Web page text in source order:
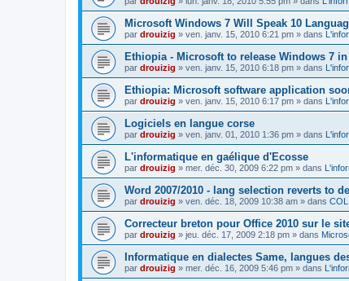
Microsoft Windows 7 Will Speak 10
par drouizig » ven. janv. 15, 2010 6:21 pm » dans
Ethiopia - Microsoft to release Windows 7
par drouizig » ven. janv. 15, 2010 6:18 pm » dans
Ethiopia: Microsoft software application
par drouizig » ven. janv. 15, 2010 6:17 pm » dans
Logiciels en langue corse
par drouizig » ven. janv. 01, 2010 1:36 pm » dans
L'informatique en gaélique d'Ecosse
par drouizig » mer. déc. 30, 2009 6:22 pm » dans
Word 2007/2010 - lang selection reverts to
par drouizig » ven. déc. 18, 2009 10:38 am » dans
Correcteur breton pour Office 2010 sur le
par drouizig » jeu. déc. 17, 2009 2:18 pm » dans
Informatique en dialectes Same, langues
par drouizig » mer. déc. 16, 2009 5:46 pm » dans